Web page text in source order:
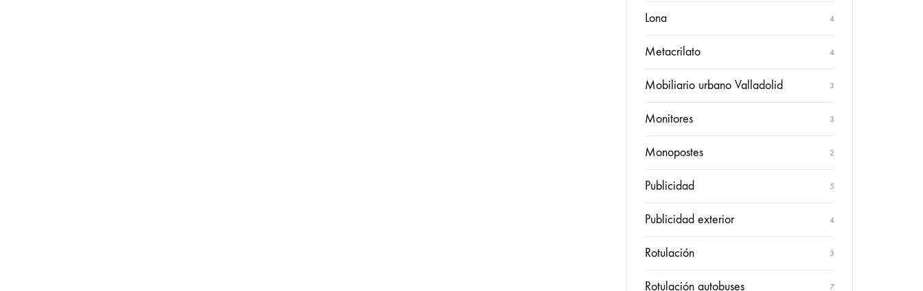
Lona 4
Metacrilato 4
Mobiliario urbano Valladolid 3
Monitores 3
Monopostes 2
Publicidad 5
Publicidad exterior 4
Rotulación 3
Rotulación autobuses 7